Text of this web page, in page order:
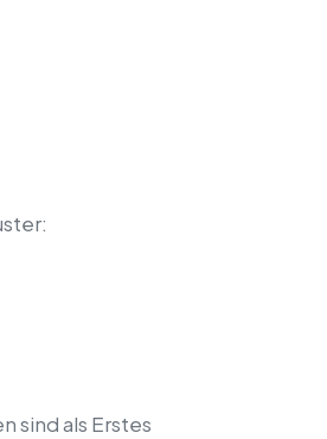
sind als Erstes